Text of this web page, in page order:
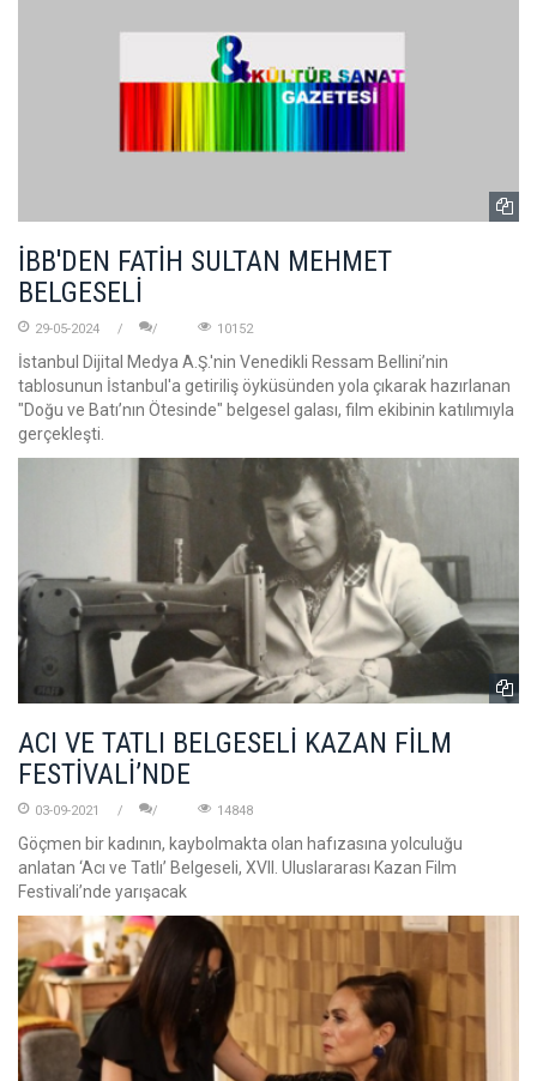
İBB'DEN FATİH SULTAN MEHMET
BELGESELİ
29-05-2024 10152
İstanbul Dijital Medya A.Ş.'nin Venedikli Ressam Bellini’nin
tablosunun İstanbul'a getiriliş öyküsünden yola çıkarak hazırlanan
"Doğu ve Batı’nın Ötesinde" belgesel galası, film ekibinin katılımıyla
gerçekleşti.
ACI VE TATLI BELGESELİ KAZAN FİLM
FESTİVALİ’NDE
03-09-2021 14848
Göçmen bir kadının, kaybolmakta olan hafızasına yolculuğu
anlatan ‘Acı ve Tatlı’ Belgeseli, XVII. Uluslararası Kazan Film
Festivali’nde yarışacak